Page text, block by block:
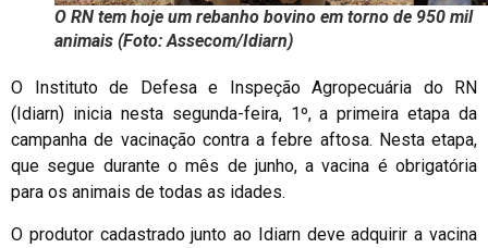
O RN tem hoje um rebanho bovino em torno de 950 mil
animais (Foto: Assecom/Idiarn)
O Instituto de Defesa e Inspeção Agropecuária do RN
(Idiarn) inicia nesta segunda-feira, 1º, a primeira etapa da
campanha de vacinação contra a febre aftosa. Nesta etapa,
que segue durante o mês de junho, a vacina é obrigatória
para os animais de todas as idades.
O produtor cadastrado junto ao Idiarn deve adquirir a vacina